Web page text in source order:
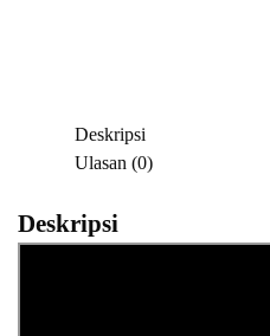
Deskripsi
Ulasan (0)
Deskripsi